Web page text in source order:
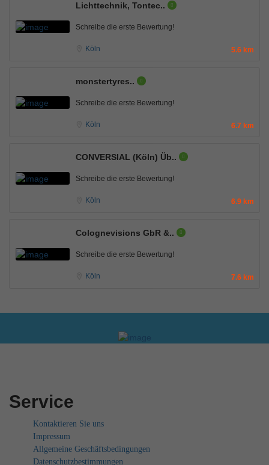
Lichttechnik, Tontec..
Schreibe die erste Bewertung!
Köln 5.6 km
monstertyres..
Schreibe die erste Bewertung!
Köln 6.7 km
CONVERSIAL (Köln) Üb..
Schreibe die erste Bewertung!
Köln 6.9 km
Colognevisions GbR &..
Schreibe die erste Bewertung!
Köln 7.6 km
Service
Kontaktieren Sie uns
Impressum
Allgemeine Geschäftsbedingungen
Datenschutzbestimmungen